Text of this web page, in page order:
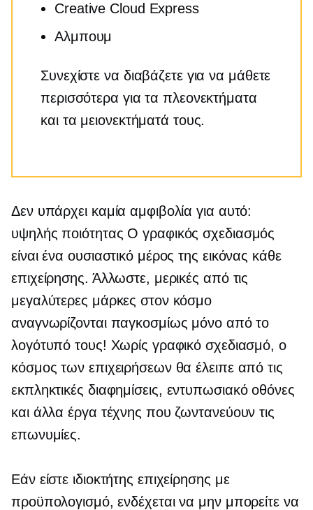
Creative Cloud Express
Αλμπουμ
Συνεχίστε να διαβάζετε για να μάθετε
περισσότερα για τα πλεονεκτήματα
και τα μειονεκτήματά τους.
Δεν υπάρχει καμία αμφιβολία για αυτό:
υψηλής ποιότητας Ο γραφικός σχεδιασμός
είναι ένα ουσιαστικό μέρος της εικόνας κάθε
επιχείρησης. Άλλωστε, μερικές από τις
μεγαλύτερες μάρκες στον κόσμο
αναγνωρίζονται παγκοσμίως μόνο από το
λογότυπό τους! Χωρίς γραφικό σχεδιασμό, ο
κόσμος των επιχειρήσεων θα έλειπε από τις
εκπληκτικές διαφημίσεις, εντυπωσιακόοθόνες
και άλλα έργα τέχνης που ζωντανεύουν τις
επωνυμίες.
Εάν είστε ιδιοκτήτης επιχείρησης με
προϋπολογισμό, ενδέχεται να μην μπορείτε να